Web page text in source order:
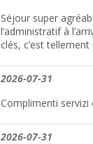
Séjour super
l’administratif à
clés, c’est
2026-07-31
Complimenti
2026-07-31